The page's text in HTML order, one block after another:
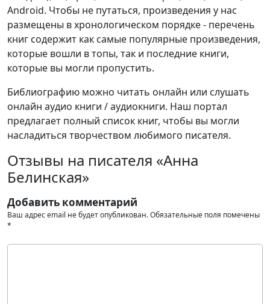
Android. Чтобы не путаться, произведения у нас
размещены в хронологическом порядке - перечень
книг содержит как самые популярные произведения,
которые вошли в топы, так и последние книги,
которые вы могли пропустить.
Библиографию можно читать онлайн или слушать
онлайн аудио книги / аудиокниги. Наш портал
предлагает полный список книг, чтобы вы могли
насладиться творчеством любимого писателя.
Отзывы на писателя «Анна
Белинская»
Добавить комментарий
Ваш адрес email не будет опубликован.Обязательные поля помечены
*